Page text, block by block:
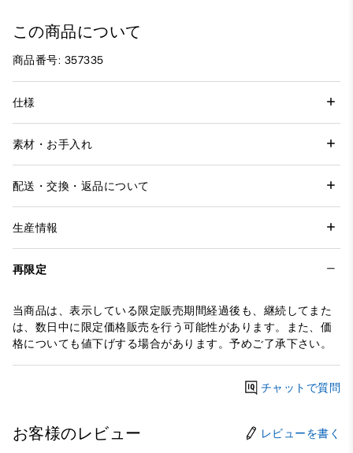
この商品について
商品番号: 357335
仕様
素材・お手入れ
配送・交換・返品について
生産情報
再限定
当商品は、表示している限定販売期間経過後も、継続してまた
は、数日中に限定価格販売を行う可能性があります。また、価
格についても値下げする場合があります。予めご了承下さい。
チャットで質問
お客様のレビュー レビューを書く